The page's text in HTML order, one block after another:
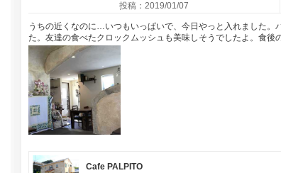
投稿：2019/01/07
うちの近くなのに…いつもいっぱいで、今日やっと入れました
た。友達の食べたクロックムッシュも美味しそうでしたよ。食後
Cafe PALPITO